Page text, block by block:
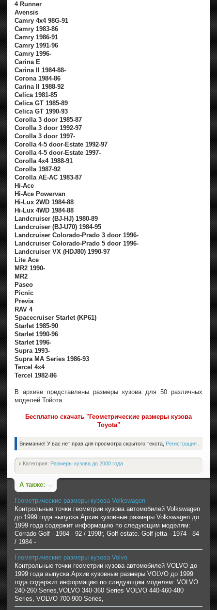
4 Runner
Avensis
Camry 4x4 98G-91
Camry 1983-86
Camry 1986-91
Camry 1991-96
Camry 1996-
Carina E
Carina II 1984-88-
Corona 1984-86
Carina II 1988-92
Celica 1981-85
Celica GT 1985-89
Celica GT 1990-93
Corolla 3 door 1985-87
Corolla 3 door 1992-97
Corolla 3 door 1997-
Corolla 4-5 door-Estate 1992-97
Corolla 4-5 door-Estate 1997-
Corolla 4x4 1988-91
Corolla 1987-92
Corolla AE-AC 1983-87
Hi-Ace
Hi-Ace Powervan
Hi-Lux 2WD 1984-88
Hi-Lux 4WD 1984-88
Landcruiser (BJ-HJ) 1980-89
Landcruiser (BJ-U70) 1984-95
Landcruiser Colorado-Prado 3 door 1996-
Landcruiser Colorado-Prado 5 door 1996-
Landcruiser VX (HDJ80) 1990-97
Lite Ace
MR2 1990-
MR2
Paseo
Picnic
Previa
RAV 4
Spacecruiser Starlet (KP61)
Starlet 1985-90
Starlet 1990-96
Starlet 1996-
Supra 1993-
Supra MA Series 1986-93
Tercel 4x4
Tercel 1982-86
В архиве представлены размеры кузова для 50 различных
моделей Тойота.
Бесплатно скачать "Геометрические размеры кузова
Toyota"
Внимание! У вас нет прав для просмотра скрытого текста, Регистрация .
Категория: Размеры кузова до 2000 года
А также:
Геометрические размеры кузова Volkswagen
Контрольные точки геометрии кузова автомобилей Volkswagen
до 1999 года выпуска.Архив кузовные размеры Volkswagen до
1999 года содержит информацию по следующим моделям:
Corrado Golf - 1984 - 92 / 1998г, Golf estate. Golf jetta - 1974 - 84
/ 1984 -
Геометрические размеры кузова Volvo
Контрольные точки геометрии кузова автомобилей VOLVO до
1999 года выпуска.Архив кузовные размеры VOLVO до 1999
года содержит информацию по следующим моделям: VOLVO
240-260 Series,VOLVO 340-360 Series VOLVO 440-460-480
Series, VOLVO 700-900 Series,